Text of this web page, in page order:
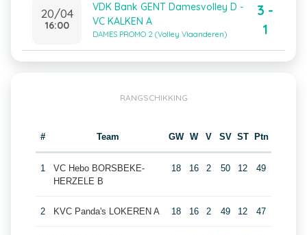
20/04
16:00
VDK Bank GENT Damesvolley D -
VC KALKEN A
DAMES PROMO 2 (Volley Vlaanderen)
3 -
1
RANGSCHIKKING
# Team GW W V SV ST Ptn
1
VC Hebo BORSBEKE-
HERZELE B
18 16 2 50 12 49
2 KVC Panda's LOKEREN A 18 16 2 49 12 47